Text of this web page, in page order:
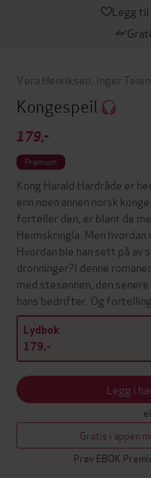
Legg
Vera Henriksen Inger Teien
Kongespeil
179,-
Premium
Kong Harald Hardråde er
enn noen annen norsk
forteller den, er blant de
Heimskringla. Men
Hvordan ble han sett på av
dronninger?I denne
med stesønnen, den
hans bedrifter. Og
Lydbok
179,-
Legg i
Gratis i appen
Prøv EBOK